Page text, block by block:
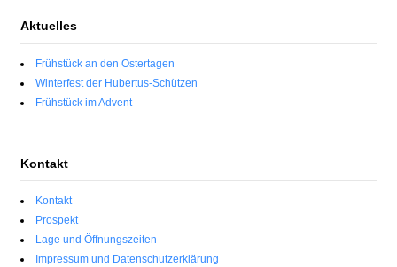
Aktuelles
Frühstück an den Ostertagen
Winterfest der Hubertus-Schützen
Frühstück im Advent
Kontakt
Kontakt
Prospekt
Lage und Öffnungszeiten
Impressum und Datenschutzerklärung